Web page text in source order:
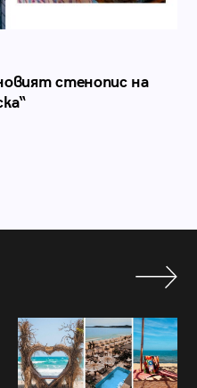
стенопис на